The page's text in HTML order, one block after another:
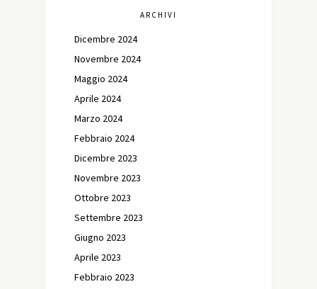
ARCHIVI
Dicembre 2024
Novembre 2024
Maggio 2024
Aprile 2024
Marzo 2024
Febbraio 2024
Dicembre 2023
Novembre 2023
Ottobre 2023
Settembre 2023
Giugno 2023
Aprile 2023
Febbraio 2023